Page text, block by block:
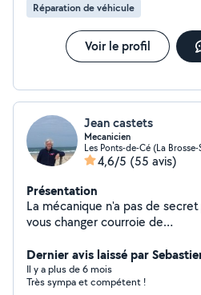
Réparation de véhicule
Voir le profil
Jean castets
Mecanicien
Les Ponts-de-Cé (La Brosse-
4,6/5 (55 avis)
Présentation
La mécanique n'a pas de
vous changer courroie de
tc Le travail est fait
surtout pas très cher Alors à
possède une valise. DESOLE JE NE FAIS PLUS DE
Dernier avis laissé par
Il y a plus de 6 mois
Très sympa et compétent !